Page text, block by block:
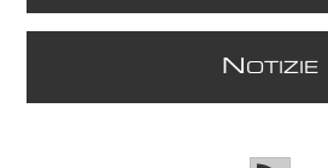
N OTIZIE